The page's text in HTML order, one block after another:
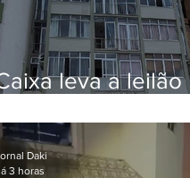
leva a leilão
em
Daki
3 horas